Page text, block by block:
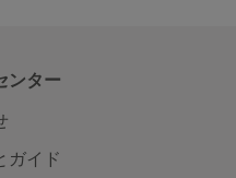
ンター
ガイド